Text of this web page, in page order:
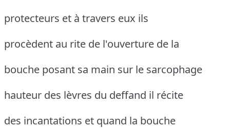
protecteurs et à travers eux ils
procèdent au rite de l'ouverture de la
bouche posant sa main sur le sarcophage
hauteur des lèvres du deffand il récite
des incantations et quand la bouche